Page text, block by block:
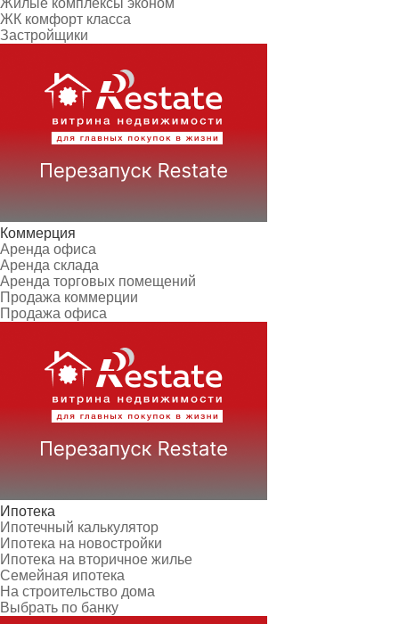
Жилые комплексы эконом
ЖК комфорт класса
Застройщики
Коммерция
Аренда офиса
Аренда склада
Аренда торговых помещений
Продажа коммерции
Продажа офиса
Ипотека
Ипотечный калькулятор
Ипотека на новостройки
Ипотека на вторичное жилье
Семейная ипотека
На строительство дома
Выбрать по банку